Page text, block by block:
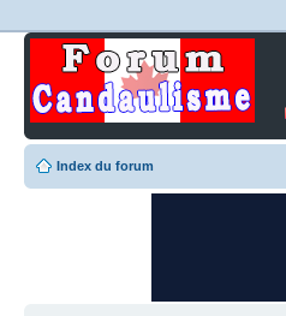
Index du forum